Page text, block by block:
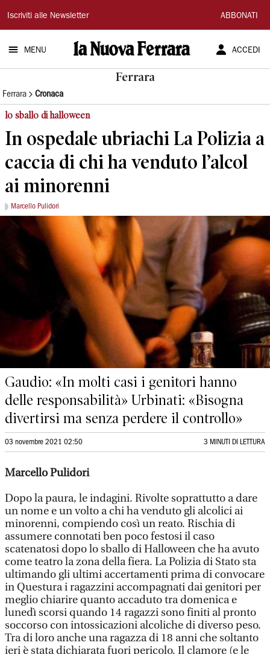
La
Nuova
Ferrara
Iscriviti alle Newsletter ABBONATI
MENU ACCEDI
Ferrara
Ferrara Cronaca
lo sballo di halloween
In ospedale ubriachi La Polizia a
caccia di chi ha venduto l’alcol
ai minorenni
Marcello Pulidori
Gaudio: «In molti casi i genitori hanno
delle responsabilità» Urbinati: «Bisogna
divertirsi ma senza perdere il controllo»
03 novembre 2021 02:50 3 MINUTI DI LETTURA
Marcello Pulidori
Dopo la paura, le indagini. Rivolte soprattutto a dare
un nome e un volto a chi ha venduto gli alcolici ai
minorenni, compiendo così un reato. Rischia di
assumere connotati ben poco festosi il caso
scatenatosi dopo lo sballo di Halloween che ha avuto
come teatro la zona della fiera. La Polizia di Stato sta
ultimando gli ultimi accertamenti prima di convocare
in Questura i ragazzini accompagnati dai genitori per
meglio chiarire quanto accaduto tra domenica e
lunedì scorsi quando 14 ragazzi sono finiti al pronto
soccorso con intossicazioni alcoliche di diverso peso.
Tra di loro anche una ragazza di 18 anni che soltanto
ieri è stata dichiarata fuori pericolo. Il clamore (e le